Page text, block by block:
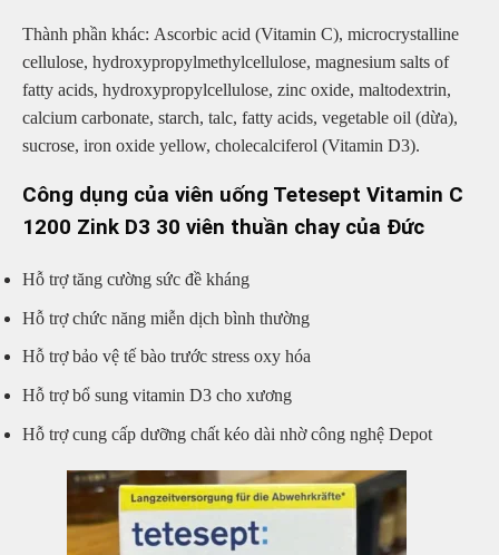
Thành phần khác: Ascorbic acid (Vitamin C), microcrystalline
cellulose, hydroxypropylmethylcellulose, magnesium salts of
fatty acids, hydroxypropylcellulose, zinc oxide, maltodextrin,
calcium carbonate, starch, talc, fatty acids, vegetable oil (dừa),
sucrose, iron oxide yellow, cholecalciferol (Vitamin D3).
Công dụng của viên uống Tetesept Vitamin C
1200 Zink D3 30 viên thuần chay của Đức
Hỗ trợ tăng cường sức đề kháng
Hỗ trợ chức năng miễn dịch bình thường
Hỗ trợ bảo vệ tế bào trước stress oxy hóa
Hỗ trợ bổ sung vitamin D3 cho xương
Hỗ trợ cung cấp dưỡng chất kéo dài nhờ công nghệ Depot